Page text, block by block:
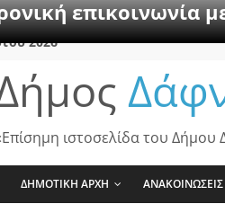
επικοινωνία
2026
ιστοσελίδα του
ΔΗΜΟΤΙΚΗ ΑΡΧΗ ΑΝΑΚΟΙΝΩΣΕΙΣ